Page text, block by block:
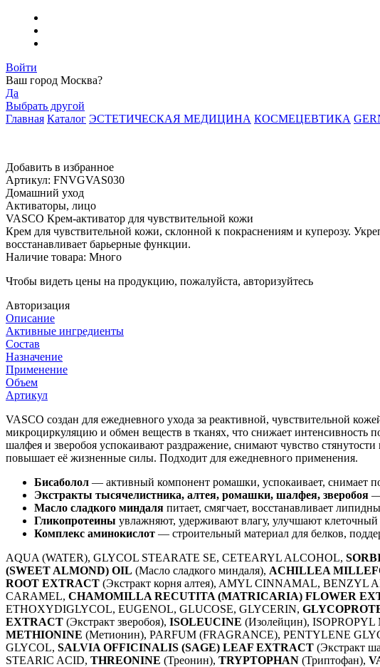
Войти
Ваш город Москва?
Да
Выбрать другой
Главная Каталог ЭСТЕТИЧЕСКАЯ МЕДИЦИНА КОСМЕЦЕВТИКА
Добавить в избранное
Артикул: FNVGVAS030
Домашний уход
Активаторы, лицо
VASCO Крем-активатор для чувствительной кожи
Крем для чувствительной кожи, склонной к покраснениям и куперозу.
восстанавливает барьерные функции.
Наличие товара: Много
Чтобы видеть цены на продукцию, пожалуйста, авторизуйтесь
Авторизация
Описание
Активные ингредиенты
Состав
Назначение
Применение
Объем
Артикул
VASCO создан для ежедневного ухода за реактивной, чувствительной
микроциркуляцию и обмен веществ в тканях, что снижает интенсивность
шалфея и зверобоя успокаивают раздражение, снимают чувство
повышает её жизненные силы. Подходит для ежедневного применения.
Бисаболол — активный компонент ромашки, успокаивает, снимает
Экстракты тысячелистника, алтея, ромашки, шалфея, зверобоя —
Масло сладкого миндаля питает, смягчает, восстанавливает
Гликопротеины увлажняют, удерживают влагу, улучшают клеточный
Комплекс аминокислот — строительный материал для белков,
AQUA (WATER), GLYCOL STEARATE SE, CETEARYL ALCOHOL,
(SWEET ALMOND) OIL (Масло сладкого миндаля), ACHILLEA
ROOT EXTRACT (Экстракт корня алтея), AMYL CINNAMAL,
CARAMEL, CHAMOMILLA RECUTITA (MATRICARIA) FLOWER
ETHOXYDIGLYCOL, EUGENOL, GLUCOSE, GLYCERIN,
EXTRACT (Экстракт зверобоя), ISOLEUCINE (Изолейцин),
METHIONINE (Метионин), PARFUM (FRAGRANCE), PENTYLENE
GLYCOL, SALVIA OFFICINALIS (SAGE) LEAF EXTRACT (Экстракт
STEARIC ACID, THREONINE (Треонин), TRYPTOPHAN (Триптофан),